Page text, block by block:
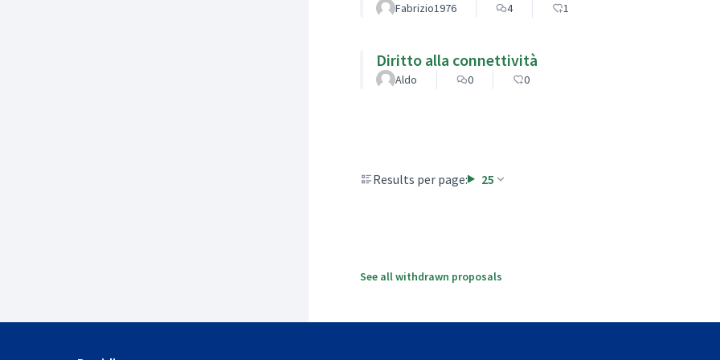
Fabrizio1976 4 1
Diritto alla connettività
Aldo 0 0
Results per page: 25
See all withdrawn proposals